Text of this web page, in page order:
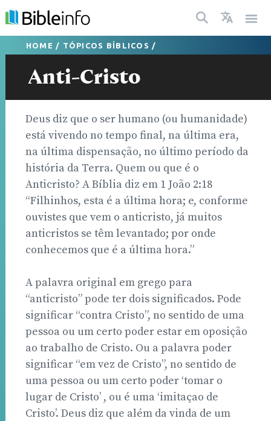
HOME / TÓPICOS BÍBLICOS /
Anti-Cristo
Deus diz que o ser humano (ou humanidade)
está vivendo no tempo final, na última era,
na última dispensação, no último período da
história da Terra. Quem ou que é o
Anticristo? A Bíblia diz em 1 João 2:18
“Filhinhos, esta é a última hora; e, conforme
ouvistes que vem o anticristo, já muitos
anticristos se têm levantado; por onde
conhecemos que é a última hora.”
A palavra original em grego para
“anticristo” pode ter dois significados. Pode
significar “contra Cristo”, no sentido de uma
pessoa ou um certo poder estar em oposição
ao trabalho de Cristo. Ou a palavra poder
significar “em vez de Cristo”, no sentido de
uma pessoa ou um certo poder ‘tomar o
lugar de Cristo’ , ou é uma ‘imitaçao de
Cristo’. Deus diz que além da vinda de um